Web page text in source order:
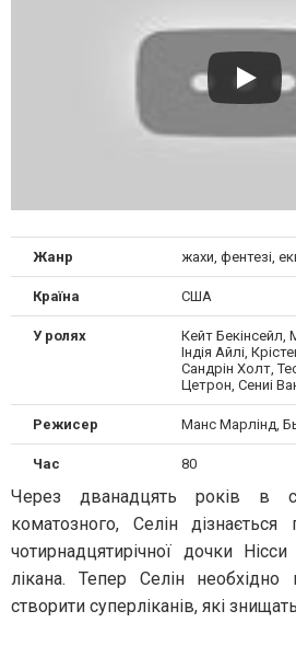
Жанр жахи, фентезі,
Країна США
У ролях
Кейт Бекінсейл,
Індія Айлі,
Сандрін Холт,
Цетрон, Сениі
Режисер Манс Марлінд,
Час 80
Через дванадцять років в
коматозного, Селін дізнається
чотирнадцятирічної дочки
лікана. Тепер Селін
створити суперліканів, які знищать